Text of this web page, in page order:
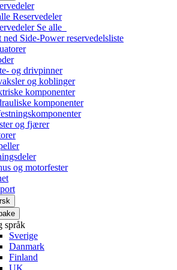
Reservedeler
Se alle
ned Side-Power reservedelsliste
og drivpinner
og koblinger
komponenter
komponenter
og fjærer
og motorfester
språk
Sverige
Danmark
Finland
UK